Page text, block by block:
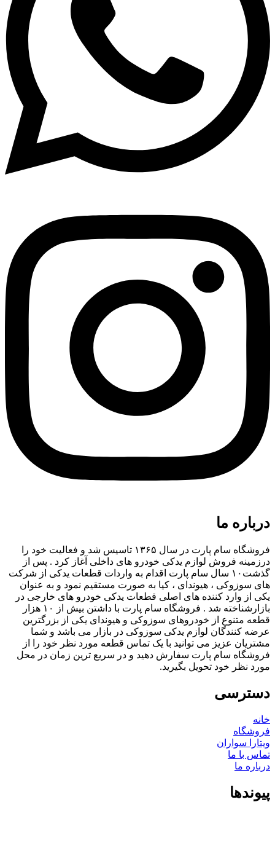
درباره ما
فروشگاه سام پارت در سال ۱۳۶۵ تاسیس شد و فعالیت خود را
درزمینه فروش لوازم یدکی خودرو های داخلی آغاز کرد . پس از
گذشت۱۰ سال سام پارت اقدام به واردات قطعات یدکی از شرکت
های سوزوکی ، هیوندای ، کیا به صورت مستقیم نمود و به عنوان
یکی از وارد کننده های اصلی قطعات یدکی خودرو های خارجی در
بازارشناخته شد . فروشگاه سام پارت با داشتن بیش از ۱۰ هزار
قطعه متنوع از خودروهای سوزوکی و هیوندای یکی از بزرگترین
عرضه کنندگان لوازم یدکی سوزوکی در بازار می باشد و شما
مشتریان عزیز می توانید با یک تماس قطعه مورد نظر خود را از
فروشگاه سام پارت سفارش دهید و در سریع ترین زمان در محل
مورد نظر خود تحویل بگیرید.
دسترسی
خانه
فروشگاه
ویتارا سواران
تماس با ما
درباره ما
پیوندها